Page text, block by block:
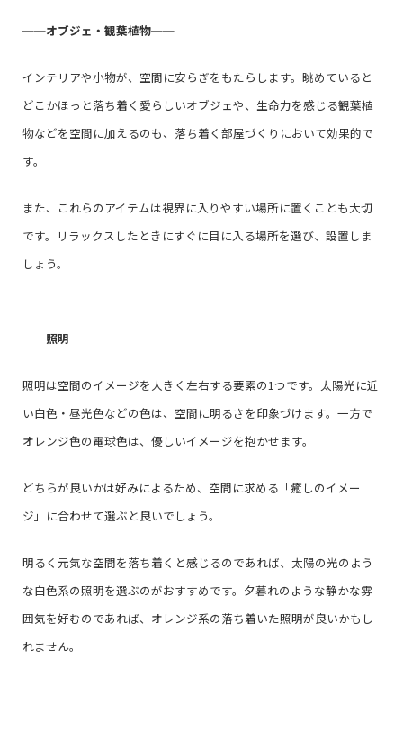
──オブジェ・観葉植物──
インテリアや小物が、空間に安らぎをもたらします。眺めていると
どこかほっと落ち着く愛らしいオブジェや、生命力を感じる観葉植
物などを空間に加えるのも、落ち着く部屋づくりにおいて効果的で
す。
また、これらのアイテムは視界に入りやすい場所に置くことも大切
です。リラックスしたときにすぐに目に入る場所を選び、設置しま
しょう。
──照明──
照明は空間のイメージを大きく左右する要素の1つです。太陽光に近
い白色・昼光色などの色は、空間に明るさを印象づけます。一方で
オレンジ色の電球色は、優しいイメージを抱かせます。
どちらが良いかは好みによるため、空間に求める「癒しのイメー
ジ」に合わせて選ぶと良いでしょう。
明るく元気な空間を落ち着くと感じるのであれば、太陽の光のよう
な白色系の照明を選ぶのがおすすめです。夕暮れのような静かな雰
囲気を好むのであれば、オレンジ系の落ち着いた照明が良いかもし
れません。